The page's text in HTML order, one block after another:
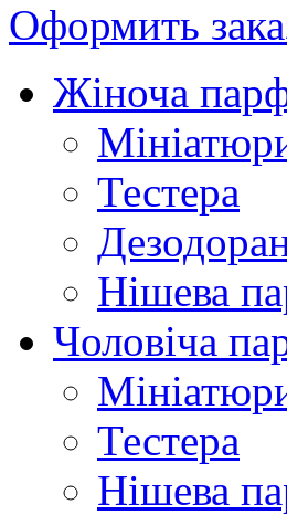
Оформить
Жіноча
Тестера
Нішева
Чоловіча
Тестера
Нішева